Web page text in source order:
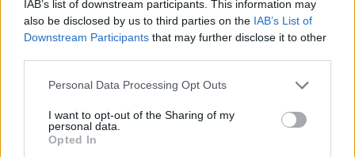
IAB’s list of downstream participants. This information may
also be disclosed by us to third parties on the IAB’s List of
Downstream Participants that may further disclose it to other
Personal Data Processing Opt Outs
I want to opt-out of the Sharing of my
personal data.
Opted In
Przewlekłe problemy z sercem w związku z
Witam, czy ktoś z forumowiczów ma podobne
problemy z sercem w związku z brakiem produkcji
enzymu DAO przez jelita i związaną z tym
nietolerancją histaminy? Zmagam się prawdopodobnie